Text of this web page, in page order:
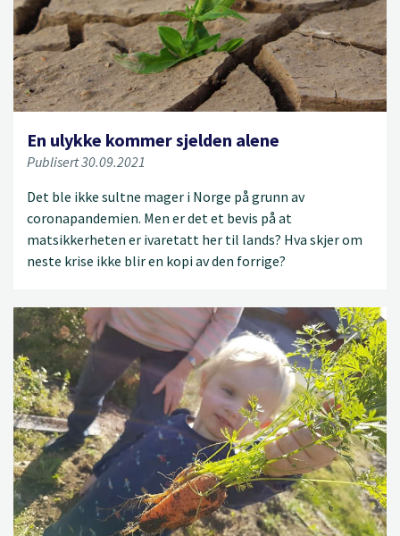
En ulykke kommer sjelden alene
Publisert 30.09.2021
Det ble ikke sultne mager i Norge på grunn av
coronapandemien. Men er det et bevis på at
matsikkerheten er ivaretatt her til lands? Hva skjer om
neste krise ikke blir en kopi av den forrige?